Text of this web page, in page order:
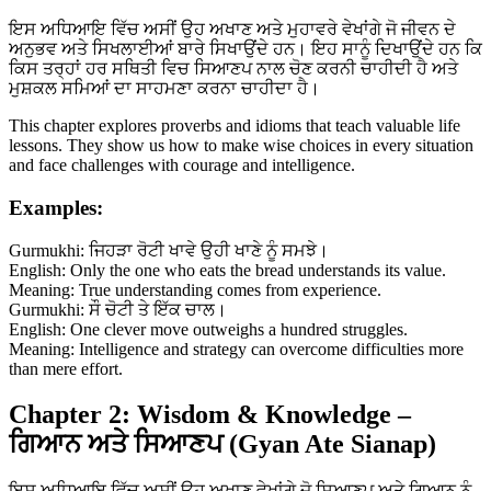
ਇਸ ਅਧਿਆਇ ਵਿੱਚ ਅਸੀਂ ਉਹ ਅਖਾਣ ਅਤੇ ਮੁਹਾਵਰੇ ਵੇਖਾਂਗੇ ਜੋ ਜੀਵਨ ਦੇ
ਅਨੁਭਵ ਅਤੇ ਸਿਖਲਾਈਆਂ ਬਾਰੇ ਸਿਖਾਉਂਦੇ ਹਨ। ਇਹ ਸਾਨੂੰ ਦਿਖਾਉਂਦੇ ਹਨ ਕਿ
ਕਿਸ ਤਰ੍ਹਾਂ ਹਰ ਸਥਿਤੀ ਵਿਚ ਸਿਆਣਪ ਨਾਲ ਚੋਣ ਕਰਨੀ ਚਾਹੀਦੀ ਹੈ ਅਤੇ
ਮੁਸ਼ਕਲ ਸਮਿਆਂ ਦਾ ਸਾਹਮਣਾ ਕਰਨਾ ਚਾਹੀਦਾ ਹੈ।
This chapter explores proverbs and idioms that teach valuable life
lessons. They show us how to make wise choices in every situation
and face challenges with courage and intelligence.
Examples:
Gurmukhi: ਜਿਹੜਾ ਰੋਟੀ ਖਾਵੇ ਉਹੀ ਖਾਣੇ ਨੂੰ ਸਮਝੇ।
English: Only the one who eats the bread understands its value.
Meaning: True understanding comes from experience.
Gurmukhi: ਸੌ ਚੋਟੀ ਤੇ ਇੱਕ ਚਾਲ।
English: One clever move outweighs a hundred struggles.
Meaning: Intelligence and strategy can overcome difficulties more
than mere effort.
Chapter 2: Wisdom & Knowledge –
ਗਿਆਨ ਅਤੇ ਸਿਆਣਪ (Gyan Ate Sianap)